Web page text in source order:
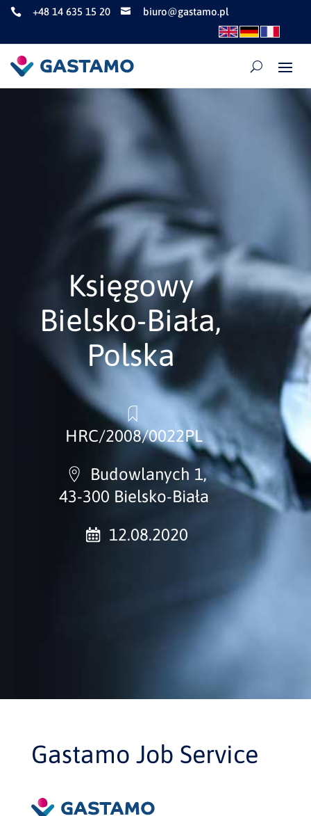
 +48 14 635 15 20  biuro@gastamo.pl
Księgowy
Bielsko-Biała,
Polska
HRC/2008/0022PL
Budowlanych 1,
43-300 Bielsko-Biała
12.08.2020
Gastamo Job Service